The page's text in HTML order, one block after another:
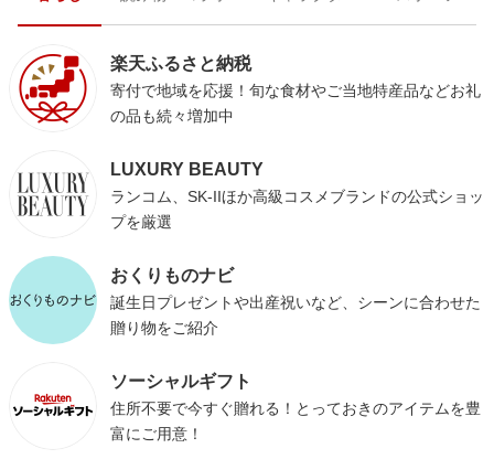
楽天ふるさと納税
寄付で地域を応援！旬な食材やご当地特産品などお礼
の品も続々増加中
LUXURY BEAUTY
ランコム、SK-IIほか高級コスメブランドの公式ショッ
プを厳選
おくりものナビ
誕生日プレゼントや出産祝いなど、シーンに合わせた
贈り物をご紹介
ソーシャルギフト
住所不要で今すぐ贈れる！とっておきのアイテムを豊
富にご用意！